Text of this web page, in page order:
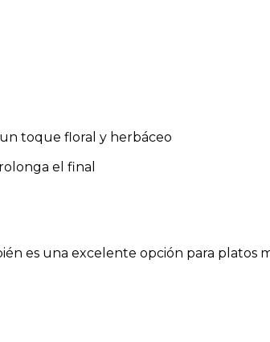
toque floral y herbáceo
el final
es una excelente opción para platos